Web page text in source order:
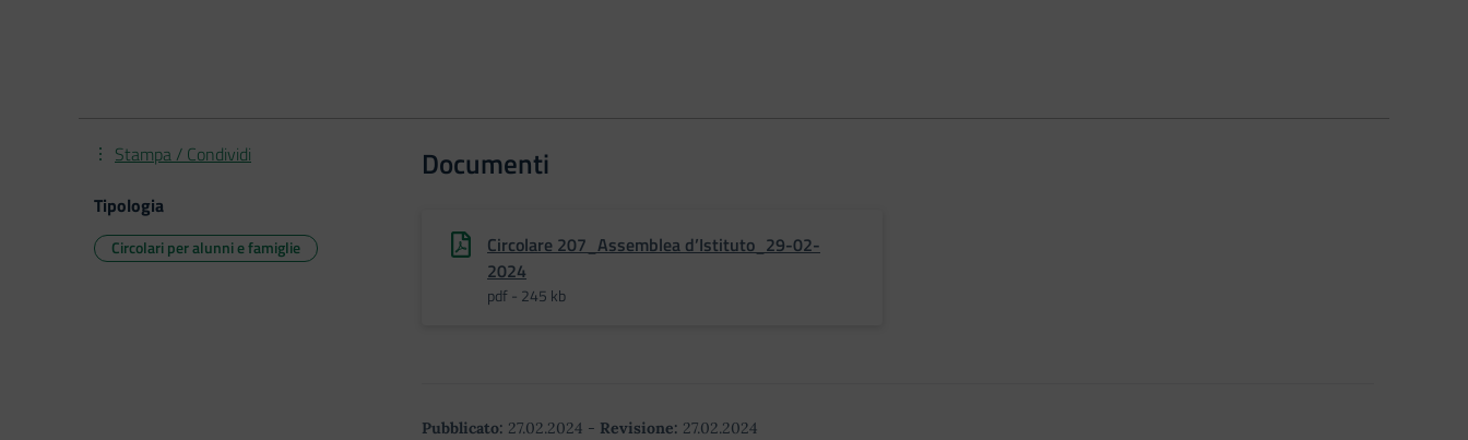
Documenti
Circolare 207_Assemblea d’Istituto_29-02-
2024
pdf - 245 kb
Pubblicato: 27.02.2024 - Revisione: 27.02.2024
Stampa / Condividi
Tipologia
Circolari per alunni e famiglie